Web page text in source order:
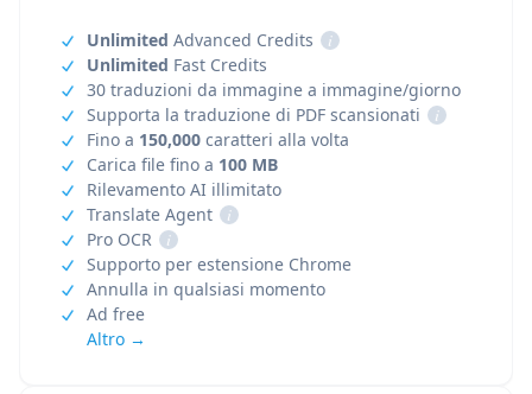
Unlimited Advanced Credits
i
Unlimited Fast Credits
30 traduzioni da immagine a immagine/giorno
Supporta la traduzione di PDF scansionati
i
Fino a 150,000 caratteri alla volta
Carica file fino a 100 MB
Rilevamento AI illimitato
Translate Agent
i
Pro OCR
i
Supporto per estensione Chrome
Annulla in qualsiasi momento
Ad free
Altro →